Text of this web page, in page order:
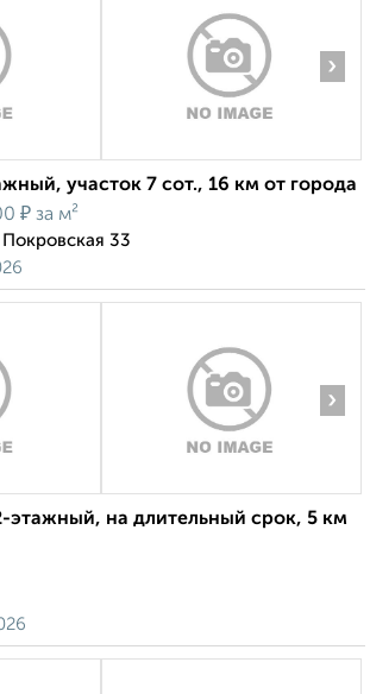
›
участок 7 сот., 16 км от города
₽ за м²
33
›
этажный, на длительный срок, 5 км